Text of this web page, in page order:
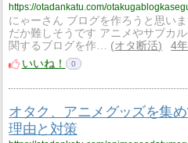
https://otadankatu.com/
にゃーさん ブログを作ろうと思い
だか難しそうです アニメやサブカ
関するブログを作…
オタ断活
4
いいね！
0
オタク、アニメグッズを集
理由と対策